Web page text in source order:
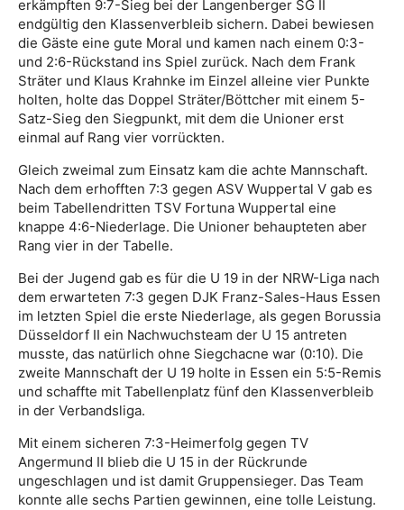
erkämpften 9:7-Sieg bei der Langenberger SG II
endgültig den Klassenverbleib sichern. Dabei bewiesen
die Gäste eine gute Moral und kamen nach einem 0:3-
und 2:6-Rückstand ins Spiel zurück. Nach dem Frank
Sträter und Klaus Krahnke im Einzel alleine vier Punkte
holten, holte das Doppel Sträter/Böttcher mit einem 5-
Satz-Sieg den Siegpunkt, mit dem die Unioner erst
einmal auf Rang vier vorrückten.
Gleich zweimal zum Einsatz kam die achte Mannschaft.
Nach dem erhofften 7:3 gegen ASV Wuppertal V gab es
beim Tabellendritten TSV Fortuna Wuppertal eine
knappe 4:6-Niederlage. Die Unioner behaupteten aber
Rang vier in der Tabelle.
Bei der Jugend gab es für die U 19 in der NRW-Liga nach
dem erwarteten 7:3 gegen DJK Franz-Sales-Haus Essen
im letzten Spiel die erste Niederlage, als gegen Borussia
Düsseldorf II ein Nachwuchsteam der U 15 antreten
musste, das natürlich ohne Siegchacne war (0:10). Die
zweite Mannschaft der U 19 holte in Essen ein 5:5-Remis
und schaffte mit Tabellenplatz fünf den Klassenverbleib
in der Verbandsliga.
Mit einem sicheren 7:3-Heimerfolg gegen TV
Angermund II blieb die U 15 in der Rückrunde
ungeschlagen und ist damit Gruppensieger. Das Team
konnte alle sechs Partien gewinnen, eine tolle Leistung.